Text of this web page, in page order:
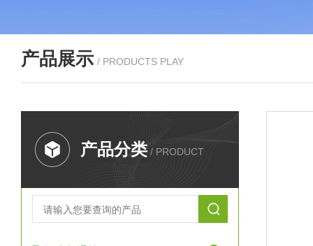
产品展示 / PRODUCTS PLAY
产品分类 / PRODUCT